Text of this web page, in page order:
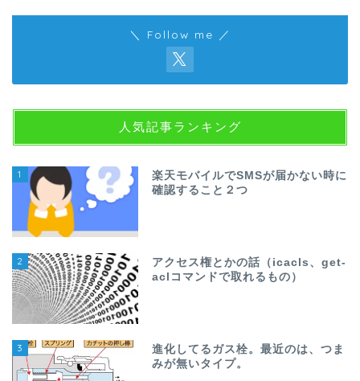
＼ Follow me ／
人気記事ランキング
1
楽天モバイルでSMSが届かない時に
確認すること２つ
2
アクセス権とかの話（icacls、get-
aclコマンドで取れるもの）
3
進化してるガス栓。最近のは、つま
みが無いタイプ。